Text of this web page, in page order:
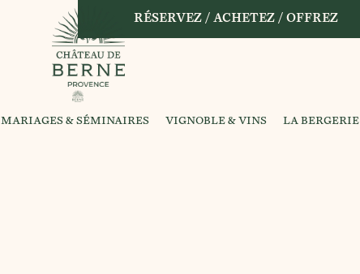
RÉSERVEZ / ACHETEZ / OFFREZ
MARIAGES & SÉMINAIRES VIGNOBLE & VINS LA BERGERIE